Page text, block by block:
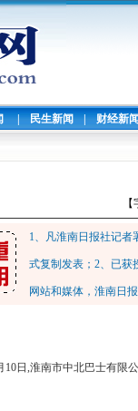
| 民生新闻 | 财经新
1、凡淮南日报社记
式复制发表；2、已获
网站和媒体，淮南日
日,淮南市中北巴士有限